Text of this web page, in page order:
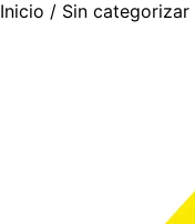
Inicio / Sin categorizar